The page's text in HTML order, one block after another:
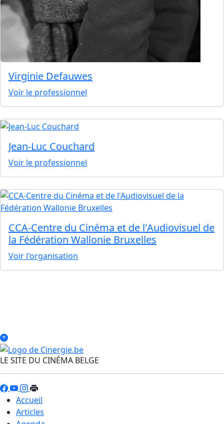
Virginie Defauwes
Voir le professionnel
Jean-Luc Couchard
Voir le professionnel
CCA-Centre du Cinéma et de l'Audiovisuel de
la Fédération Wallonie Bruxelles
Voir l'organisation
LE SITE DU CINÉMA BELGE
Accueil
Articles